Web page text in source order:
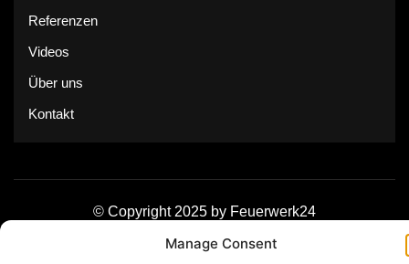
Manage Consent
Referenzen
Videos
Über uns
Kontakt
© Copyright 2025 by Feuerwerk24
Impressum Datenschutz